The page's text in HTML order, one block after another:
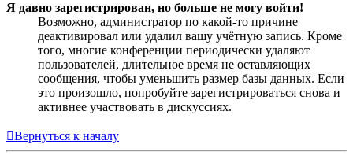
Я давно зарегистрирован, но больше не могу войти!
Возможно, администратор по какой-то причине
деактивировал или удалил вашу учётную запись. Кроме
того, многие конференции периодически удаляют
пользователей, длительное время не оставляющих
сообщения, чтобы уменьшить размер базы данных. Если
это произошло, попробуйте зарегистрироваться снова и
активнее участвовать в дискуссиях.
Вернуться к началу